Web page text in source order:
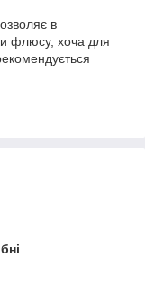
в
флюсу, хоча для